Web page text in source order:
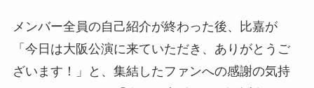
メンバー全員の自己紹介が終わった後、比嘉が
「今日は大阪公演に来ていただき、ありがとうご
ざいます！」と、集結したファンへの感謝の気持